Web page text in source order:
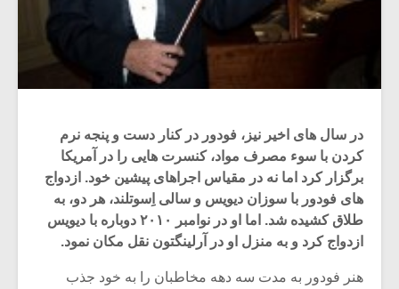
در سال های اخیر نیز، فودور در کنار دست و پنجه نرم
کردن با سوء مصرف مواد، کنسرت هایی را در آمریکا
برگزار کرد اما نه در مقیاس اجراهای پیشین خود. ازدواج
های فودور با سوزان دیویس و سالی اِسوتلند، هر دو، به
طلاق کشیده شد. اما او در نوامبر ۲۰۱۰ دوباره با دیویس
ازدواج کرد و به منزل او در آرلینگتون نقل مکان نمود.
هنر فودور به مدت سه دهه مخاطبان را به خود جذب